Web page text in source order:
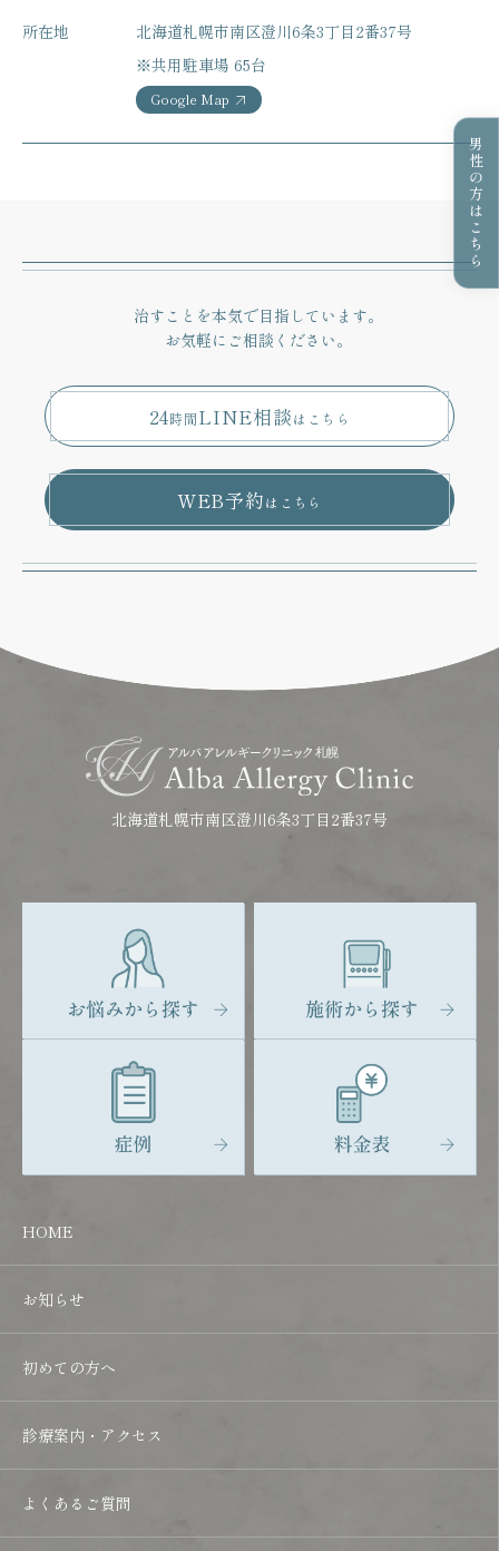
所在地
北海道札幌市南区澄川6条3丁目2番37号
※共用駐車場 65台
Google Map
治すことを本気で目指しています。
お気軽にご相談ください。
24時間LINE相談はこちら
WEB予約はこちら
北海道札幌市南区澄川6条3丁目2番37号
HOME
お知らせ
初めての方へ
診療案内・アクセス
よくあるご質問
男性の方はこちら